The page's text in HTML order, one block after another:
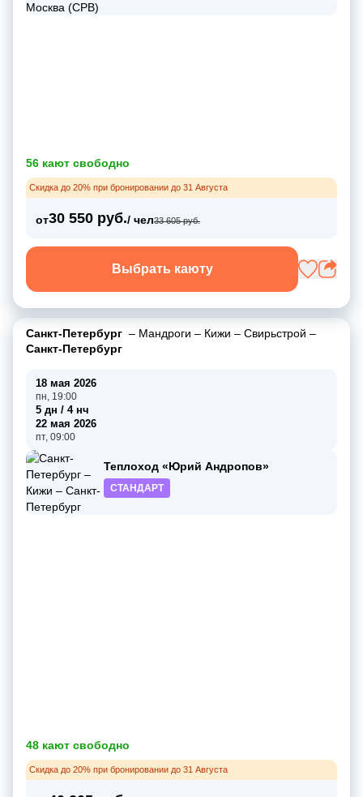
56 кают свободно
Скидка до 20% при бронировании до 31 Августа
от30 550 руб./ чел33 605 руб.
Выбрать каюту
Санкт-Петербург – Мандроги – Кижи – Свирьстрой –
Санкт-Петербург
18 мая 2026
пн, 19:00
5 дн / 4 нч
22 мая 2026
пт, 09:00
Теплоход «Юрий Андропов»
СТАНДАРТ
48 кают свободно
Скидка до 20% при бронировании до 31 Августа